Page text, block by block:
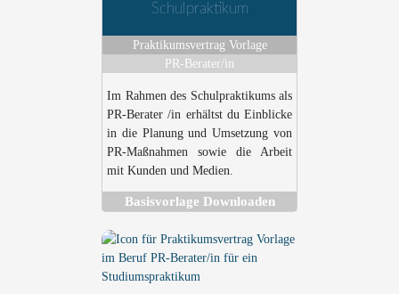
Schulpraktikum
Praktikumsvertrag Vorlage
PR-Berater/in
Im Rahmen des Schulpraktikums als
PR-Berater /in erhältst du Einblicke
in die Planung und Umsetzung von
PR-Maßnahmen sowie die Arbeit
mit Kunden und Medien.
Basisvorlage Downloaden